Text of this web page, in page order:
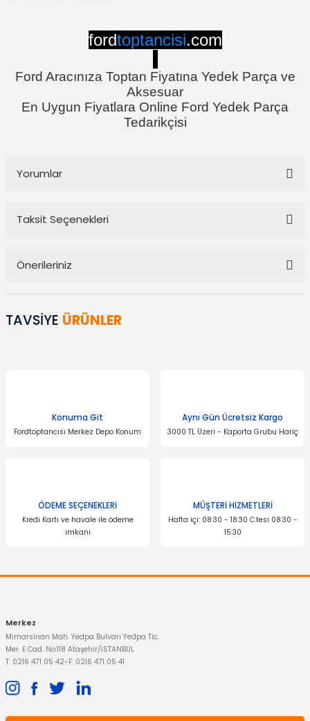
fordtoptancisi.com
Ford Aracınıza Toptan Fiyatına Yedek Parça ve
Aksesuar
En Uygun Fiyatlara Online Ford Yedek Parça
Tedarikçisi
Yorumlar
Taksit Seçenekleri
Önerileriniz
konularda yetersiz gördüğünüz noktaları öneri formunu kullanarak
tarafımıza iletebilirsiniz.
Ürün bilgilerinde hatalar bulunuyor.
Ürün fiyatı diğer sitelerden daha pahalı.
TAVSİYE ÜRÜNLER
604,44 TL
Konuma Git
Fordtoptancısı Merkez Depo Konum
Aynı Gün Ücretsiz Kargo
3000 TL Üzeri - Kaporta Grubu Hariç
ÖDEME SEÇENEKLERİ
Kredi Kartı ve havale ile ödeme
imkanı
MÜŞTERİ HİZMETLERİ
Hafta içi: 08:30 - 18:30 C.tesi 08:30 -
15:30
Merkez
Mimarsinan Mah. Yedpa Bulvarı Yedpa Tic.
Mer. E Cad. No:118 Ataşehir/İSTANBUL
T: 0216 471 05 42-F: 0216 471 05 41